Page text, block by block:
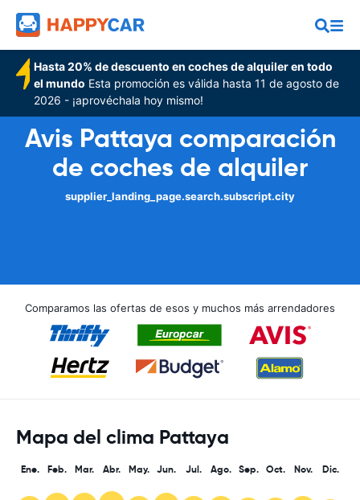
Hasta 20% de descuento en coches de alquiler en todo
el mundo Esta promoción es válida hasta 11 de agosto de
2026 - ¡aprovéchala hoy mismo!
Avis Pattaya comparación
de coches de alquiler
supplier_landing_page.search.subscript.city
Comparamos las ofertas de esos y muchos más arrendadores
Mapa del clima Pattaya
Ene. Feb. Mar. Abr. May. Jun. Jul. Ago. Sep. Oct. Nov. Dic.